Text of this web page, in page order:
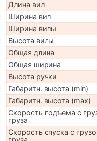
Длина вил
Ширина вил
Ширина вилы
Высота вилы
Общая длина
Общая ширина
Высота ручки
Габаритн. высота (min)
Габаритн. высота (max)
Скорость подъема с
груза
Скорость спуска с